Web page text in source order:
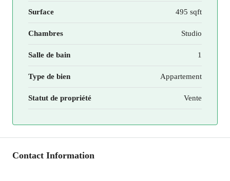
Surface 495 sqft
Chambres Studio
Salle de bain 1
Type de bien Appartement
Statut de propriété Vente
Contact Information